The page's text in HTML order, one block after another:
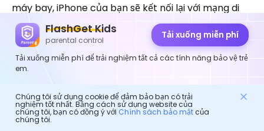
máy bay, iPhone của bạn sẽ kết nối lại với mạng di
động hoặc Wi-Fi và mọi cuộc gọi nhỡ hoặc tin nhắn
sẽ được nhận.
Làm cách nào để dừng cuộc
gọi đến trên iPhone của tôi?
Ngoài các phương pháp chúng tôi đã thảo luận ở
FlashGet Kids
parental control
Tải xuống miễn phí
Tải xuống miễn phí để trải nghiệm tất cả các tính năng bảo vệ trẻ
em.
Chúng tôi sử dụng cookie để đảm bảo bạn có trải
nghiệm tốt nhất. Bằng cách sử dụng website của
chúng tôi, bạn có đồng ý với Chính sách bảo mậtcủa
chúng tôi.